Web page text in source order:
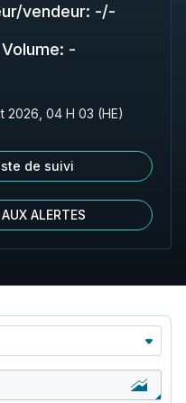
vendeur: -/-
: -
2026, 04 H 03 (HE)
de suivi
ALERTES